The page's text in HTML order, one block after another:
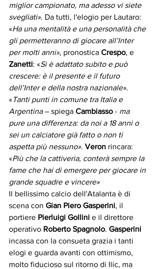
miglior campionato, ma adesso vi siete
svegliati». Da tutti, l'elogio per Lautaro:
«Ha una mentalità e una personalità che
gli permetteranno di giocare all’Inter
per molti anni», pronostica Crespo, e
Zanetti: «Si è adattato subito e può
crescere: è il presente e il futuro
dell’Inter e della nostra nazionale».
«Tanti punti in comune tra Italia e
Argentina – spiega Cambiasso - ma
pure una differenza: da noi a 18 anni o
sei un calciatore già fatto o non ti
aspetta più nessuno». Veron rincara:
«Più che la cattiveria, conterà sempre la
fame che hai di emergere per giocare in
grande squadre e vincere»
Il bellissimo calcio dell'Atalanta è di
scena con Gian Piero Gasperini, il
portiere Pierluigi Gollini e il direttore
operativo Roberto Spagnolo. Gasperini
incassa con la consueta grazia i tanti
elogi e guarda avanti con ottimismo,
molto fiducioso sul ritorno di Ilic, ma